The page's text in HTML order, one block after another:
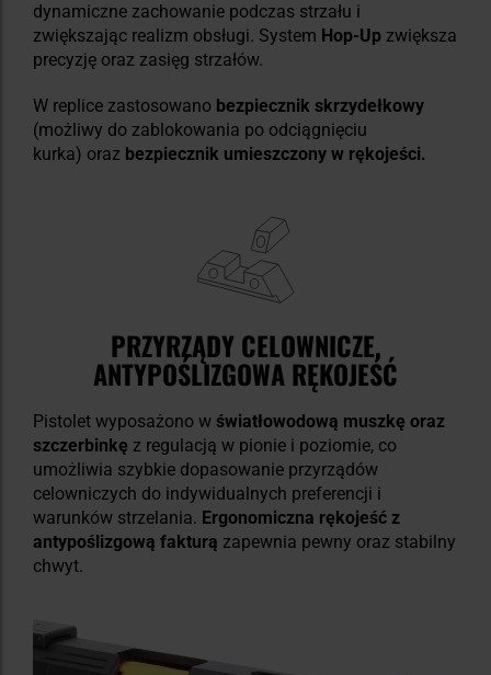
dynamiczne zachowanie podczas strzału i
zwiększając realizm obsługi. System Hop-Up zwiększa
precyzję oraz zasięg strzałów.
W replice zastosowano bezpiecznik skrzydełkowy
(możliwy do zablokowania po odciągnięciu
kurka) oraz bezpiecznik umieszczony w rękojeści.
PRZYRZĄDY CELOWNICZE,
ANTYPOŚLIZGOWA RĘKOJEŚĆ
Pistolet wyposażono w światłowodową muszkę oraz
szczerbinkę z regulacją w pionie i poziomie, co
umożliwia szybkie dopasowanie przyrządów
celowniczych do indywidualnych preferencji i
warunków strzelania. Ergonomiczna rękojeść z
antypoślizgową fakturą zapewnia pewny oraz stabilny
chwyt.